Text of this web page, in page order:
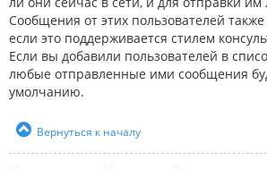
Сообщения от этих пользователей
если это поддерживается стилем
Если вы добавили пользователей в
любые отправленные ими сообщения
умолчанию.
Вернуться к началу